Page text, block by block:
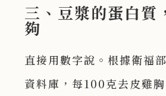
三、豆漿的蛋白質
夠
直接用數字說。根據衛福
資料庫，每100克去皮雞